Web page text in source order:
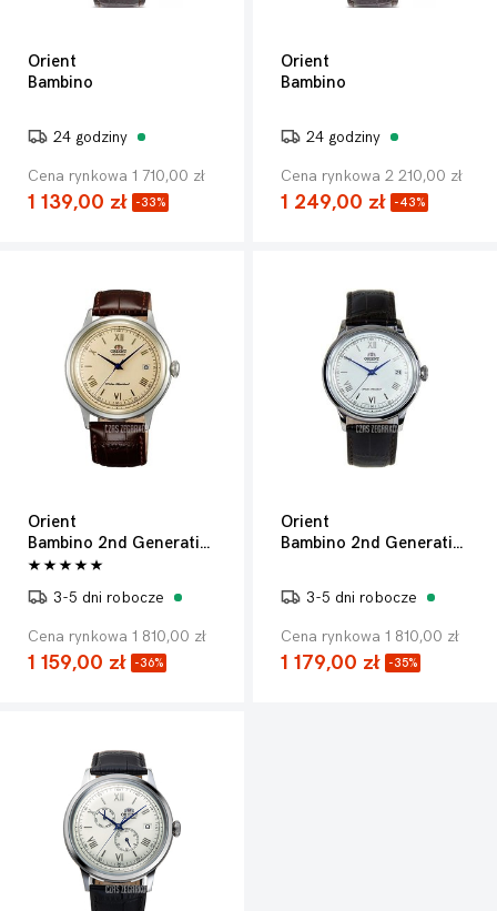
Orient
Bambino
24 godziny
Cena rynkowa 1 710,00 zł
1 139,00 zł -33%
Orient
Bambino
24 godziny
Cena rynkowa 2 210,00 zł
1 249,00 zł -43%
Orient
Bambino 2nd Generation
3-5 dni robocze
Cena rynkowa 1 810,00 zł
1 159,00 zł -36%
Orient
Bambino 2nd Generation
3-5 dni robocze
Cena rynkowa 1 810,00 zł
1 179,00 zł -35%